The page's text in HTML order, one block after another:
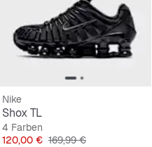
Nike
Shox TL
4 Farben
Preis
120,00 € Originalpreis
169,99 €